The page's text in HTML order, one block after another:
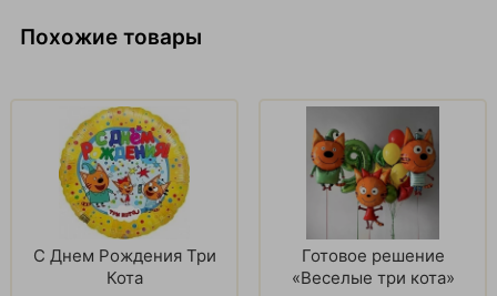
Похожие товары
С Днем Рождения Три
Кота
Готовое решение
«Веселые три кота»